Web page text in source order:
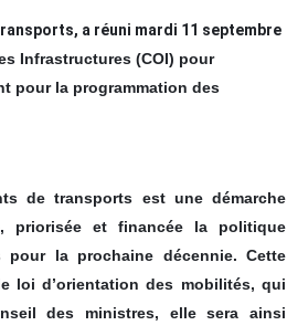
a réuni mardi 11 septembre
Infrastructures (COI) pour
pour la programmation des
de transports est une démarche
priorisée et financée la politique
pour la prochaine décennie. Cette
loi d’orientation des mobilités, qui
des ministres, elle sera ainsi